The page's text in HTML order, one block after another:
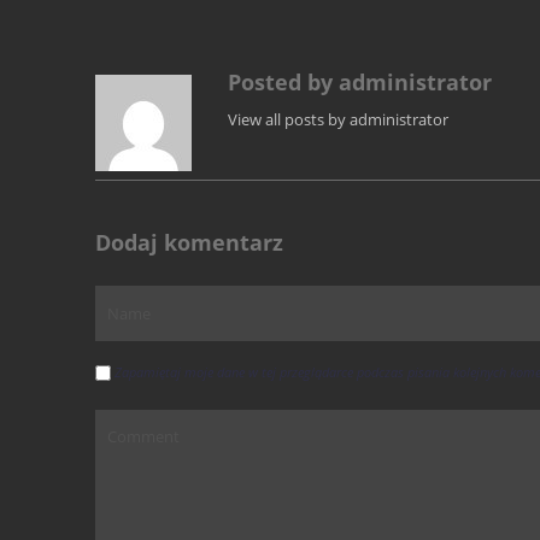
Posted by administrator
View all posts by administrator
Dodaj komentarz
Zapamiętaj moje dane w tej przeglądarce podczas pisania kolejnych